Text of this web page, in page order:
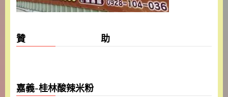
贊 助
嘉義-桂林酸辣米粉